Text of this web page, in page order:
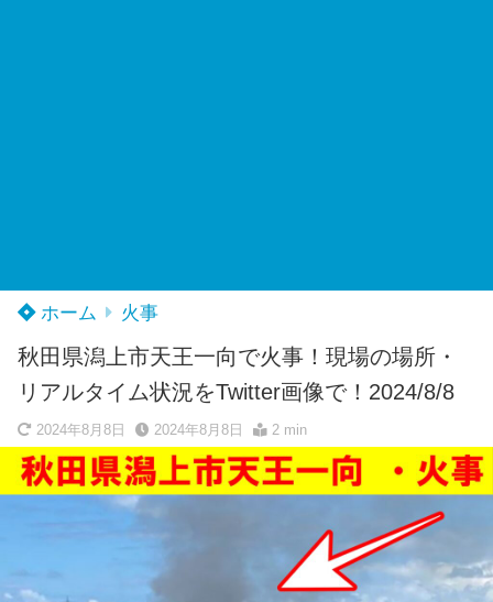
ホーム 火事
秋田県潟上市天王一向で火事！現場の場所・
リアルタイム状況をTwitter画像で！2024/8/8
2024年8月8日 2024年8月8日 2 min